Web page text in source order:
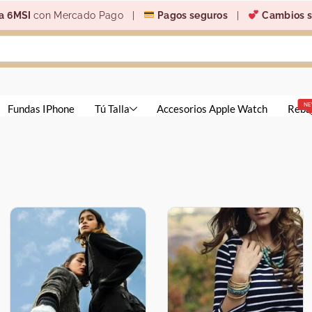
6MSIcon Mercado Pago | Pagos seguros Cambios
Fundas IPhone Tú Talla Accesorios Apple Watch